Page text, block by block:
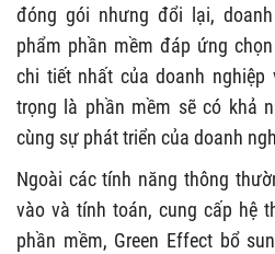
đóng gói nhưng đổi lại,
phẩm phần mềm đáp ứng
chi tiết nhất của doanh nghiệp
trọng là phần mềm sẽ có khả
cùng sự phát triển của doanh
Ngoài các tính năng thông
vào và tính toán, cung cấp hệ
phần mềm, Green Effect bổ